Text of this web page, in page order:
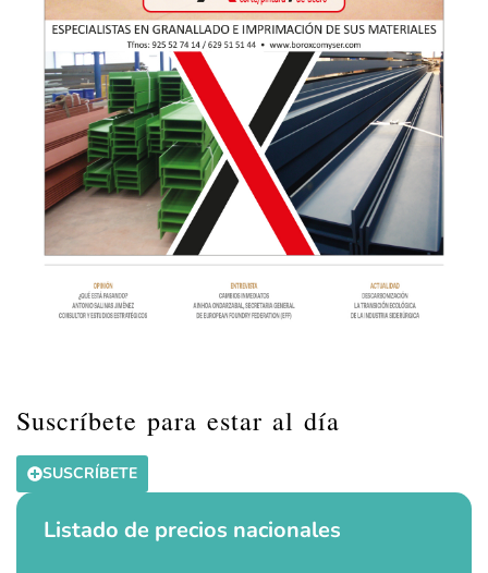
Suscríbete para estar al día
SUSCRÍBETE
Listado de precios nacionales